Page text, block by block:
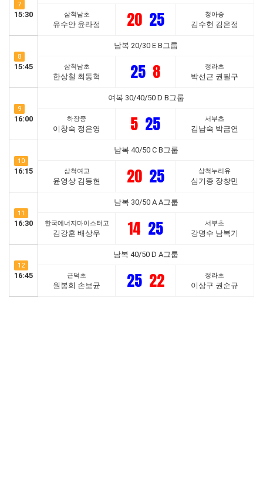
7
15:30 삼척남초
유수안 윤라정 20 25 청아중
김수현 김은정
8
15:45
남복 20/30 E B그룹
삼척남초
한상철 최동혁 25 8 정라초
박선근 권필구
9
16:00
여복 30/40/50 D B그룹
하장중
이창숙 정은영 5 25 서부초
김남숙 박금연
10
16:15
남복 40/50 C B그룹
삼척여고
윤영상 김동현 20 25 삼척누리유
심기종 장창민
11
16:30
남복 30/50 A A그룹
한국에너지마이스터고
김강훈 배상우 14 25 서부초
강명수 남복기
12
16:45
남복 40/50 D A그룹
근덕초
원봉희 손보균 25 22 정라초
이상구 권순규